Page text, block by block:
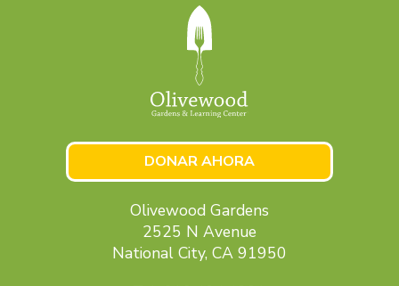
DONAR AHORA
Olivewood Gardens
2525 N Avenue
National City, CA 91950